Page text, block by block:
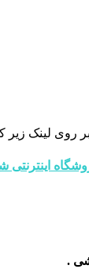
روی لینک زیر
اینترنتی
.